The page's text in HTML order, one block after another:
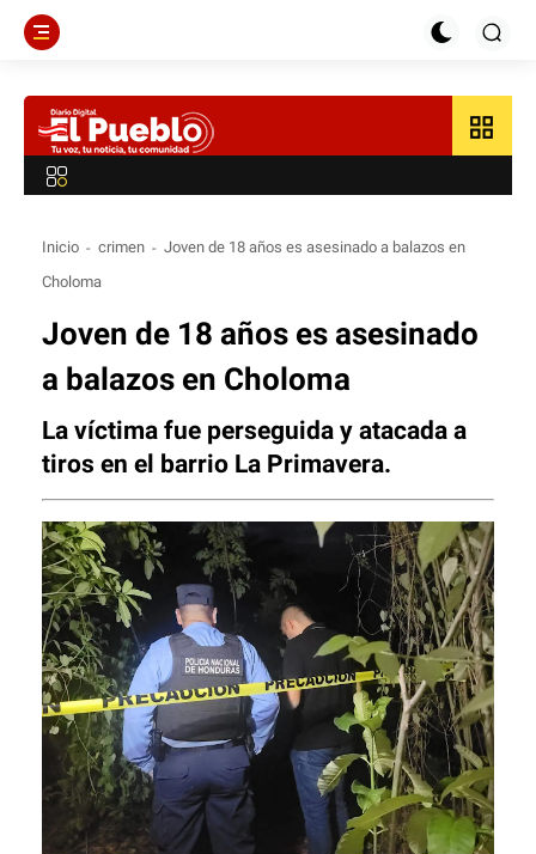
grid_view
Inicio crimen
Joven de 18 años es asesinado a balazos en
Choloma
Joven de 18 años es asesinado
a balazos en Choloma
La víctima fue perseguida y atacada a
tiros en el barrio La Primavera.